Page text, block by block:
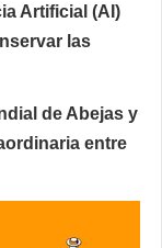
Artificial (AI)
las
de Abejas y
entre